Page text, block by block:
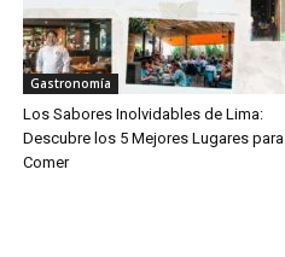
Gastronomía
Los Sabores Inolvidables de Lima:
Descubre los 5 Mejores Lugares para
Comer